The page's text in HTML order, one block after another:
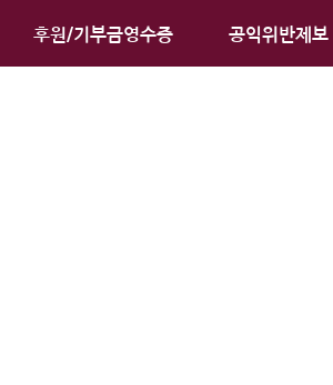
후원/기부금영수증 공익위반제보